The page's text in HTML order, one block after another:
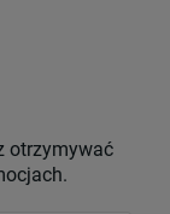
otrzymywać